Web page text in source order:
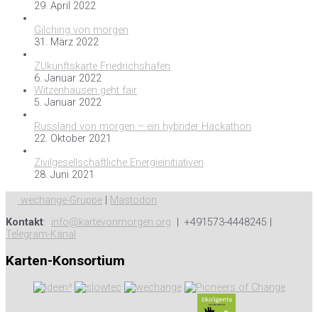
29. April 2022
Gilching von morgen
31. März 2022
ZUkunftskarte Friedrichshafen
6. Januar 2022
Witzenhausen geht fair
5. Januar 2022
Russland von morgen – ein hybrider Hackathon
22. Oktober 2021
Zivilgesellschaftliche Energieinitiativen
28. Juni 2021
wechange-Gruppe
Mastodon
Kontakt: info@kartevonmorgen.org | +491573-4448245 |
Telegram-Kanal
Karten-Konsortium